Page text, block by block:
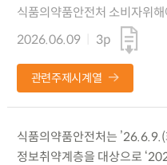
식품의약품안전처 소비자위
2026.06.09
3p
관련주제시계열
식품의약품안전처는
정보취약계층을 대상으로